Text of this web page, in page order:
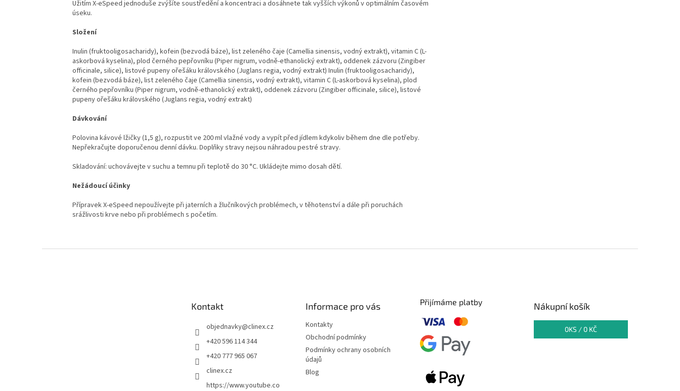
Užitím X-eSpeed jednoduše zvýšíte soustředění a koncentraci a dosáhnete tak vyšších výkonů v optimálním časovém
úseku.
Složení
Inulin (fruktooligosacharidy), kofein (bezvodá báze), list zeleného čaje (Camellia sinensis, vodný extrakt), vitamin C (L-
askorbová kyselina), plod černého pepřovníku (Piper nigrum, vodně-ethanolický extrakt), oddenek zázvoru (Zingiber
officinale, silice), listové pupeny ořešáku královského (Juglans regia, vodný extrakt) Inulin (fruktooligosacharidy),
kofein (bezvodá báze), list zeleného čaje (Camellia sinensis, vodný extrakt), vitamin C (L-askorbová kyselina), plod
černého pepřovníku (Piper nigrum, vodně-ethanolický extrakt), oddenek zázvoru (Zingiber officinale, silice), listové
pupeny ořešáku královského (Juglans regia, vodný extrakt)
Dávkování
Polovina kávové lžičky (1,5 g), rozpustit ve 200 ml vlažné vody a vypít před jídlem kdykoliv během dne dle potřeby.
Nepřekračujte doporučenou denní dávku. Doplňky stravy nejsou náhradou pestré stravy.
Skladování: uchovávejte v suchu a temnu při teplotě do 30 °C. Ukládejte mimo dosah dětí.
Nežádoucí účinky
Přípravek X-eSpeed nepoužívejte při jaterních a žlučníkových problémech, v těhotenství a dále při poruchách
srážlivosti krve nebo při problémech s početím.
Kontakt
objednavky@clinex.cz
+420 596 114 344
+420 777 965 067
clinex.cz
https://www.youtube.co
Informace pro vás
Kontakty
Obchodní podmínky
Podmínky ochrany osobních
údajů
Blog
Přijímáme platby Nákupní košík
0KS / 0 KČ